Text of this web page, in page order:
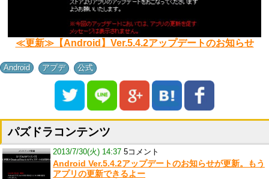
≪更新≫【Android】Ver.5.4.2アップデートのお知らせ
Android アプデ 公式
パズドラコンテンツ
2013/7/30(火) 14:37 5コメント
Android Ver.5.4.2アップデートのお知らせが更新。もう
アプリの更新できるよー